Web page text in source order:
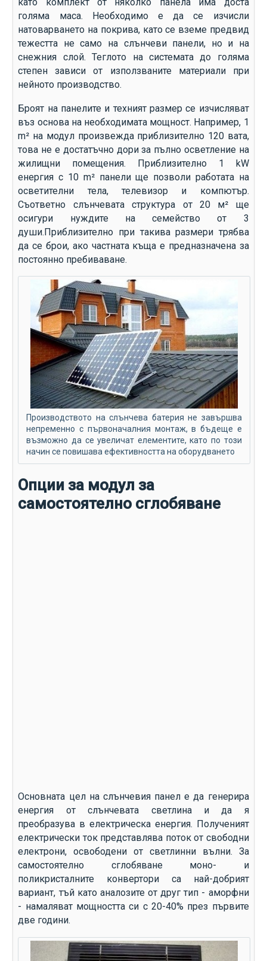
голяма маса. Необходимо е да се изчисли
натоварването на покрива, като се вземе предвид
тежестта не само на слънчеви панели, но и на
снежния слой. Теглото на системата до голяма
степен зависи от използваните материали при
нейното производство.
Броят на панелите и техният размер се изчисляват
въз основа на необходимата мощност. Например, 1
m² на модул произвежда приблизително 120 вата,
това не е достатъчно дори за пълно осветление на
жилищни помещения. Приблизително 1 kW
енергия с 10 m² панели ще позволи работата на
осветителни тела, телевизор и компютър.
Съответно слънчевата структура от 20 м² ще
осигури нуждите на семейство от 3
души.Приблизително при такива размери трябва
да се брои, ако частната къща е предназначена за
постоянно пребиваване.
Производството на слънчева батерия не завършва
непременно с първоначалния монтаж, в бъдеще е
възможно да се увеличат елементите, като по този
начин се повишава ефективността на оборудването
Опции за модул за
самостоятелно сглобяване
Основната цел на слънчевия панел е да генерира
енергия от слънчевата светлина и да я
преобразува в електрическа енергия. Полученият
електрически ток представлява поток от свободни
електрони, освободени от светлинни вълни. За
самостоятелно сглобяване моно- и
поликристалните конвертори са най-добрият
вариант, тъй като аналозите от друг тип - аморфни
- намаляват мощността си с 20-40% през първите
две години.